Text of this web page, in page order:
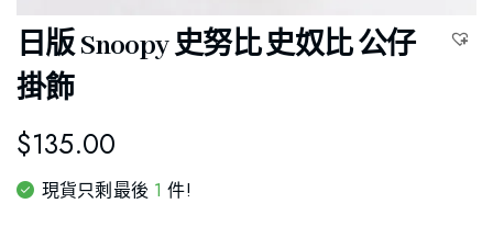
日版 Snoopy 史努比 史奴比 公仔
掛飾
$135.00
現貨只剩最後 1 件!